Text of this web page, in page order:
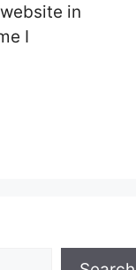
in
I